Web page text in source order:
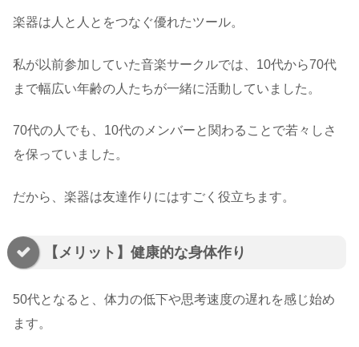
楽器は人と人とをつなぐ優れたツール。
私が以前参加していた音楽サークルでは、10代から70代
まで幅広い年齢の人たちが一緒に活動していました。
70代の人でも、10代のメンバーと関わることで若々しさ
を保っていました。
だから、楽器は友達作りにはすごく役立ちます。
【メリット】健康的な身体作り
50代となると、体力の低下や思考速度の遅れを感じ始め
ます。